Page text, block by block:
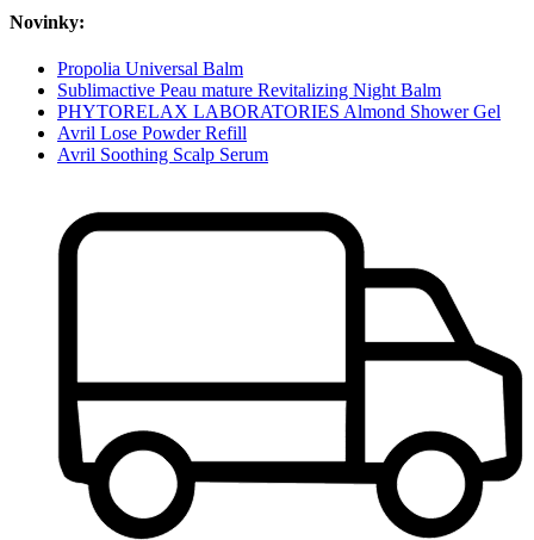
Novinky:
Propolia Universal Balm
Sublimactive Peau mature Revitalizing Night Balm
PHYTORELAX LABORATORIES Almond Shower Gel
Avril Lose Powder Refill
Avril Soothing Scalp Serum